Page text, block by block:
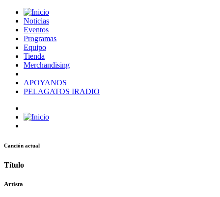
Noticias
Eventos
Programas
Equipo
Tienda
Merchandising
APOYANOS
PELAGATOS IRADIO
Canción actual
Título
Artista